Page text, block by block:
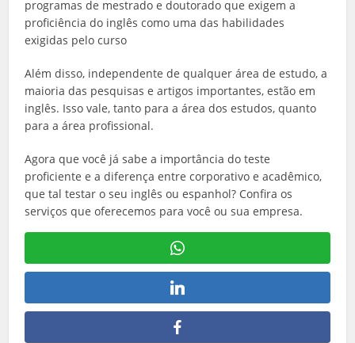
programas de mestrado e doutorado que exigem a
proficiência do inglês como uma das habilidades
exigidas pelo curso
Além disso, independente de qualquer área de estudo, a
maioria das pesquisas e artigos importantes, estão em
inglês. Isso vale, tanto para a área dos estudos, quanto
para a área profissional.
Agora que você já sabe a importância do teste
proficiente e a diferença entre corporativo e acadêmico,
que tal testar o seu inglês ou espanhol? Confira os
serviços que oferecemos para você ou sua empresa.